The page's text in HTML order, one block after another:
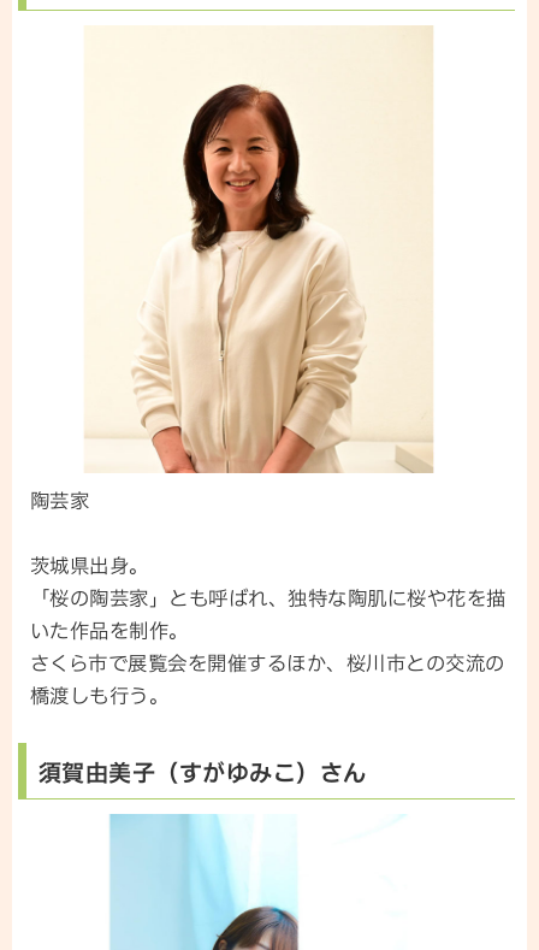
陶芸家
茨城県出身。
「桜の陶芸家」とも呼ばれ、独特な陶肌に桜や花を描
いた作品を制作。
さくら市で展覧会を開催するほか、桜川市との交流の
橋渡しも行う。
須賀由美子（すがゆみこ）さん